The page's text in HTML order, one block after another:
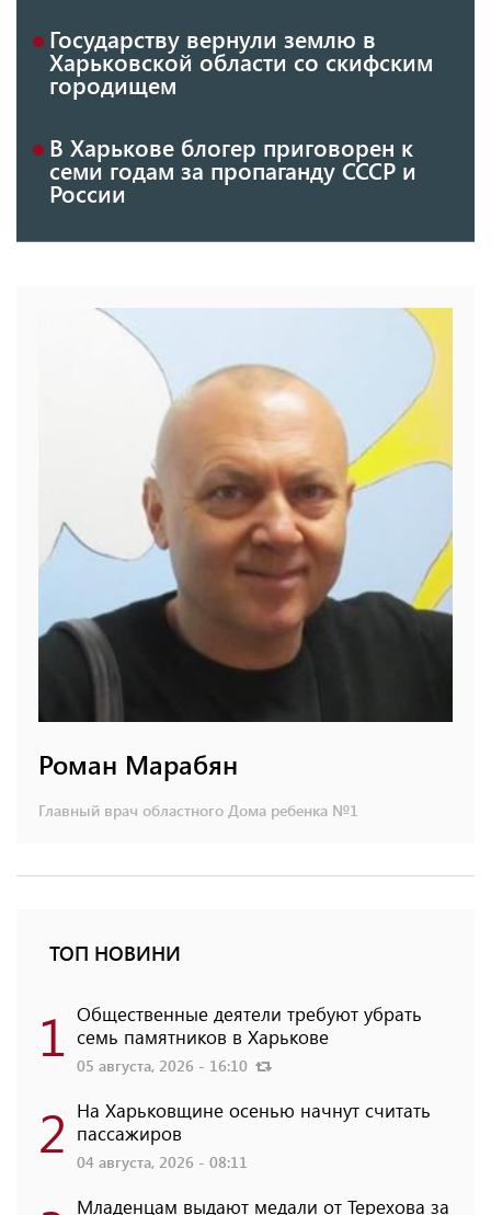
Государству вернули землю в
Харьковской области со скифским
городищем
В Харькове блогер приговорен к
семи годам за пропаганду СССР и
России
Роман Марабян
Главный врач областного Дома ребенка №1
ТОП НОВИНИ
1 Общественные деятели требуют убрать
семь памятников в Харькове
05 августа, 2026 - 16:10
2 На Харьковщине осенью начнут считать
пассажиров
04 августа, 2026 - 08:11
Младенцам выдают медали от Терехова за